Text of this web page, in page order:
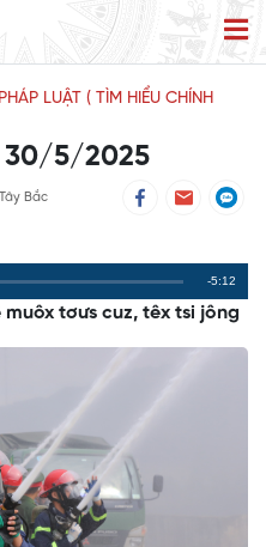
LUẬT ( TÌM HIỂU CHÍNH
30/5/2025
Bắc
Remaining
Time
-5:12
tơưs cuz, têx tsi jông